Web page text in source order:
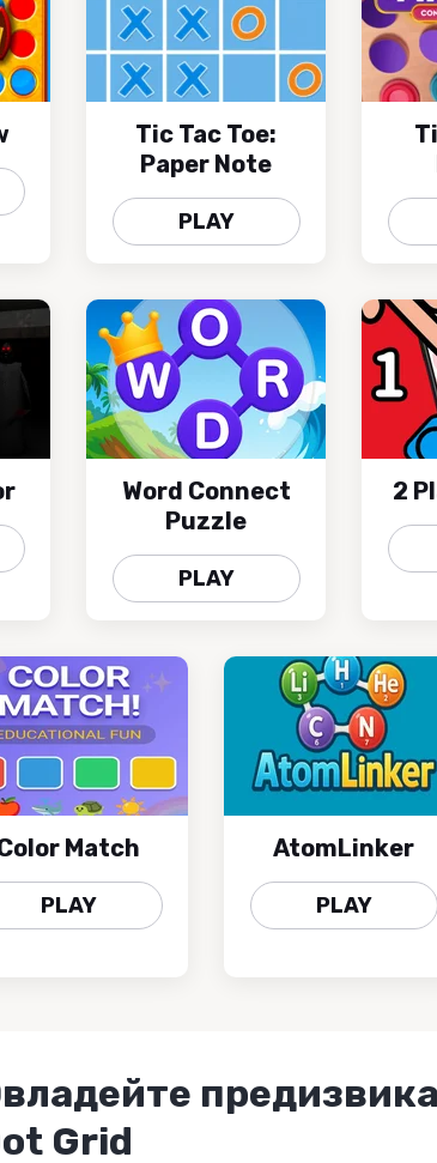
Tic Tac Toe:
Paper Note
PLAY
Word Connect
Puzzle
PLAY
2
Match
PLAY
AtomLinker
PLAY
Grid